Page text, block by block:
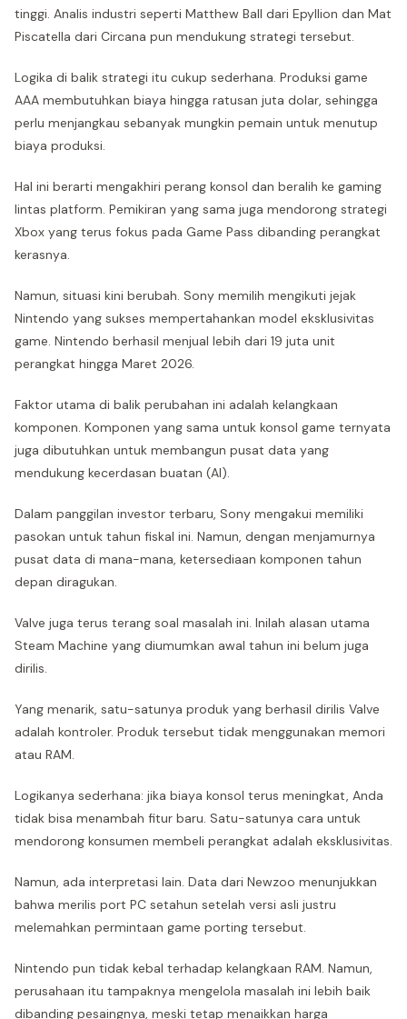
tinggi. Analis industri seperti Matthew Ball dari Epyllion dan Mat
Piscatella dari Circana pun mendukung strategi tersebut.
Logika di balik strategi itu cukup sederhana. Produksi game
AAA membutuhkan biaya hingga ratusan juta dolar, sehingga
perlu menjangkau sebanyak mungkin pemain untuk menutup
biaya produksi.
Hal ini berarti mengakhiri perang konsol dan beralih ke gaming
lintas platform. Pemikiran yang sama juga mendorong strategi
Xbox yang terus fokus pada Game Pass dibanding perangkat
kerasnya.
Namun, situasi kini berubah. Sony memilih mengikuti jejak
Nintendo yang sukses mempertahankan model eksklusivitas
game. Nintendo berhasil menjual lebih dari 19 juta unit
perangkat hingga Maret 2026.
Faktor utama di balik perubahan ini adalah kelangkaan
komponen. Komponen yang sama untuk konsol game ternyata
juga dibutuhkan untuk membangun pusat data yang
mendukung kecerdasan buatan (AI).
Dalam panggilan investor terbaru, Sony mengakui memiliki
pasokan untuk tahun fiskal ini. Namun, dengan menjamurnya
pusat data di mana-mana, ketersediaan komponen tahun
depan diragukan.
Valve juga terus terang soal masalah ini. Inilah alasan utama
Steam Machine yang diumumkan awal tahun ini belum juga
dirilis.
Yang menarik, satu-satunya produk yang berhasil dirilis Valve
adalah kontroler. Produk tersebut tidak menggunakan memori
atau RAM.
Logikanya sederhana: jika biaya konsol terus meningkat, Anda
tidak bisa menambah fitur baru. Satu-satunya cara untuk
mendorong konsumen membeli perangkat adalah eksklusivitas.
Namun, ada interpretasi lain. Data dari Newzoo menunjukkan
bahwa merilis port PC setahun setelah versi asli justru
melemahkan permintaan game porting tersebut.
Nintendo pun tidak kebal terhadap kelangkaan RAM. Namun,
perusahaan itu tampaknya mengelola masalah ini lebih baik
dibanding pesaingnya, meski tetap menaikkan harga